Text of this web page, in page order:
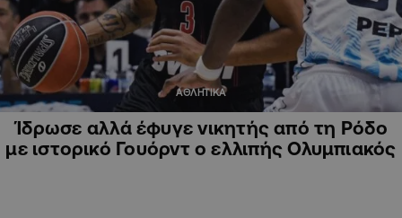
ΑΘΛΗΤΙΚΑ
Ίδρωσε αλλά έφυγε νικητής από τη Ρόδο
με ιστορικό Γουόρντ ο ελλιπής Ολυμπιακός